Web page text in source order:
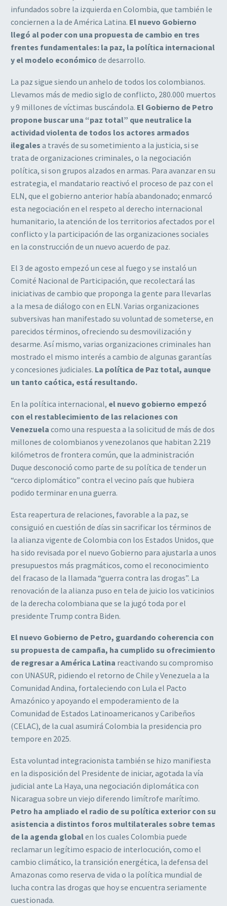
infundados sobre la izquierda en Colombia, que también le
conciernen a la de América Latina. El nuevo Gobierno
llegó al poder con una propuesta de cambio en tres
frentes fundamentales: la paz, la política internacional
y el modelo económico de desarrollo.
La paz sigue siendo un anhelo de todos los colombianos.
Llevamos más de medio siglo de conflicto, 280.000 muertos
y 9 millones de víctimas buscándola. El Gobierno de Petro
propone buscar una “paz total” que neutralice la
actividad violenta de todos los actores armados
ilegales a través de su sometimiento a la justicia, si se
trata de organizaciones criminales, o la negociación
política, si son grupos alzados en armas. Para avanzar en su
estrategia, el mandatario reactivó el proceso de paz con el
ELN, que el gobierno anterior había abandonado; enmarcó
esta negociación en el respeto al derecho internacional
humanitario, la atención de los territorios afectados por el
conflicto y la participación de las organizaciones sociales
en la construcción de un nuevo acuerdo de paz.
El 3 de agosto empezó un cese al fuego y se instaló un
Comité Nacional de Participación, que recolectará las
iniciativas de cambio que proponga la gente para llevarlas
a la mesa de diálogo con en ELN. Varias organizaciones
subversivas han manifestado su voluntad de someterse, en
parecidos términos, ofreciendo su desmovilización y
desarme. Así mismo, varias organizaciones criminales han
mostrado el mismo interés a cambio de algunas garantías
y concesiones judiciales. La política de Paz total, aunque
un tanto caótica, está resultando.
En la política internacional, el nuevo gobierno empezó
con el restablecimiento de las relaciones con
Venezuela como una respuesta a la solicitud de más de dos
millones de colombianos y venezolanos que habitan 2.219
kilómetros de frontera común, que la administración
Duque desconoció como parte de su política de tender un
“cerco diplomático” contra el vecino país que hubiera
podido terminar en una guerra.
Esta reapertura de relaciones, favorable a la paz, se
consiguió en cuestión de días sin sacrificar los términos de
la alianza vigente de Colombia con los Estados Unidos, que
ha sido revisada por el nuevo Gobierno para ajustarla a unos
presupuestos más pragmáticos, como el reconocimiento
del fracaso de la llamada “guerra contra las drogas”. La
renovación de la alianza puso en tela de juicio los vaticinios
de la derecha colombiana que se la jugó toda por el
presidente Trump contra Biden.
El nuevo Gobierno de Petro, guardando coherencia con
su propuesta de campaña, ha cumplido su ofrecimiento
de regresar a América Latina reactivando su compromiso
con UNASUR, pidiendo el retorno de Chile y Venezuela a la
Comunidad Andina, fortaleciendo con Lula el Pacto
Amazónico y apoyando el empoderamiento de la
Comunidad de Estados Latinoamericanos y Caribeños
(CELAC), de la cual asumirá Colombia la presidencia pro
tempore en 2025.
Esta voluntad integracionista también se hizo manifiesta
en la disposición del Presidente de iniciar, agotada la vía
judicial ante La Haya, una negociación diplomática con
Nicaragua sobre un viejo diferendo limítrofe marítimo.
Petro ha ampliado el radio de su política exterior con su
asistencia a distintos foros multilaterales sobre temas
de la agenda global en los cuales Colombia puede
reclamar un legítimo espacio de interlocución, como el
cambio climático, la transición energética, la defensa del
Amazonas como reserva de vida o la política mundial de
lucha contra las drogas que hoy se encuentra seriamente
cuestionada.